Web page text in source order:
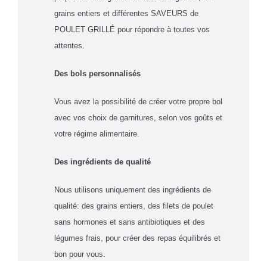
grains entiers et différentes SAVEURS de
POULET GRILLÉ pour répondre à toutes vos
attentes.
Des bols personnalisés
Vous avez la possibilité de créer votre propre bol
avec vos choix de garnitures, selon vos goûts et
votre régime alimentaire.
Des ingrédients de qualité
Nous utilisons uniquement des ingrédients de
qualité: des grains entiers, des filets de poulet
sans hormones et sans antibiotiques et des
légumes frais, pour créer des repas équilibrés et
bon pour vous.